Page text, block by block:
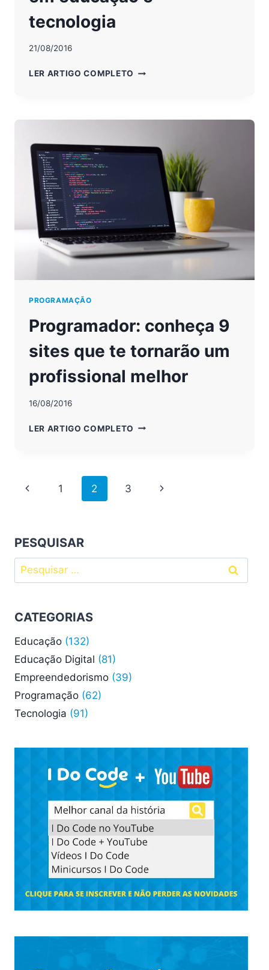
tecnologia
21/08/2016
LER ARTIGO COMPLETO UMA
EM
E
TECNOLOGIA
PROGRAMAÇÃO
Programador: conheça 9
sites que te tornarão um
profissional melhor
16/08/2016
LER ARTIGO COMPLETO PROGRAMADOR:
Page
Previous
1 2 3
Next
PESQUISAR
Pesquisar
por:
CATEGORIAS
Educação (132)
Educação Digital (81)
Empreendedorismo (39)
Programação (62)
Tecnologia (91)